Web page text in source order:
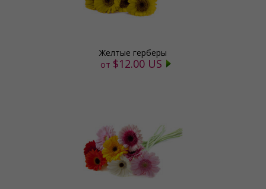
Желтые герберы
от $12.00 US